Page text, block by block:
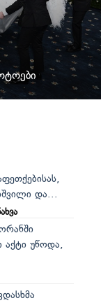
და...
უწოდა,